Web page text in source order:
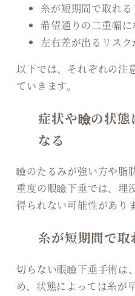
糸が短期間で取れる
希望通りの二重幅
左右差が出るリスク
以下では、それぞれの注
ていきます。
症状や瞼の状態
なる
瞼のたるみが強い方や脂
重度の眼瞼下垂では、埋
得られない可能性がありま
糸が短期間で
切らない眼瞼下垂手術は
め、状態によっては糸が